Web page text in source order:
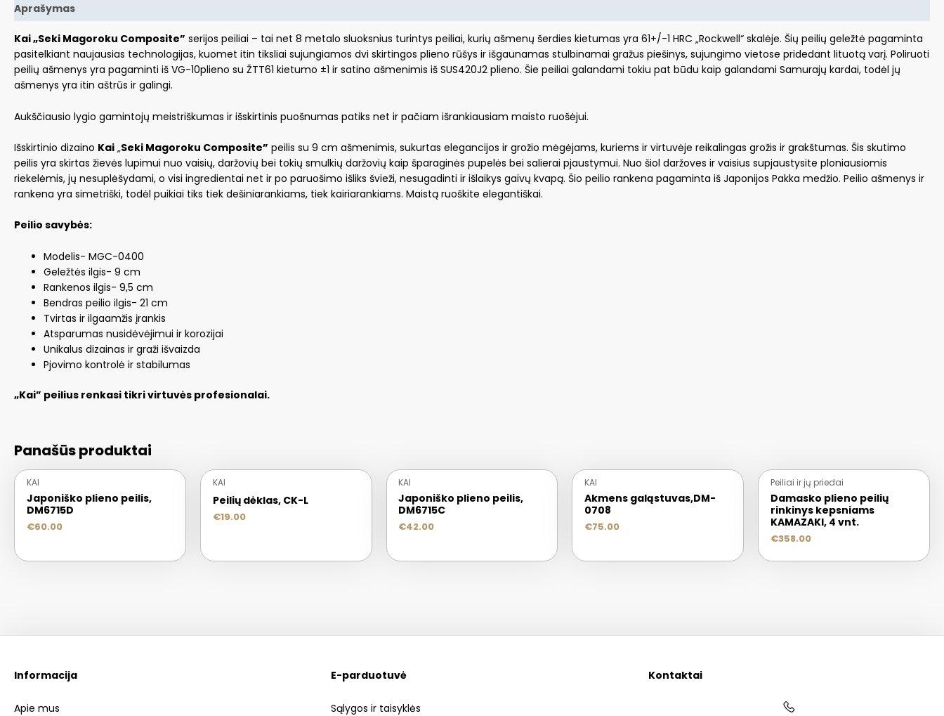
Aprašymas
Kai „Seki Magoroku Composite” serijos peiliai – tai net 8 metalo sluoksnius turintys peiliai, kurių ašmenų šerdies kietumas yra 61+/-1 HRC „Rockwell“ skalėje. Šių peilių geležtė pagaminta
pasitelkiant naujausias technologijas, kuomet itin tiksliai sujungiamos dvi skirtingos plieno rūšys ir išgaunamas stulbinamai gražus piešinys, sujungimo vietose pridedant lituotą varį. Poliruoti
peilių ašmenys yra pagaminti iš VG-10plieno su ŽTT61 kietumo ±1 ir satino ašmenimis iš SUS420J2 plieno. Šie peiliai galandami tokiu pat būdu kaip galandami Samurajų kardai, todėl jų
ašmenys yra itin aštrūs ir galingi.
Aukščiausio lygio gamintojų meistriškumas ir išskirtinis puošnumas patiks net ir pačiam išrankiausiam maisto ruošėjui.
Išskirtinio dizaino Kai „Seki Magoroku Composite” peilis su 9 cm ašmenimis, sukurtas elegancijos ir grožio mėgėjams, kuriems ir virtuvėje reikalingas grožis ir grakštumas. Šis skutimo
peilis yra skirtas žievės lupimui nuo vaisių, daržovių bei tokių smulkių daržovių kaip šparaginės pupelės bei salierai pjaustymui. Nuo šiol daržoves ir vaisius supjaustysite ploniausiomis
riekelėmis, jų nesuplėšydami, o visi ingredientai net ir po paruošimo išliks švieži, nesugadinti ir išlaikys gaivų kvapą. Šio peilio rankena pagaminta iš Japonijos Pakka medžio. Peilio ašmenys ir
rankena yra simetriški, todėl puikiai tiks tiek dešiniarankiams, tiek kairiarankiams. Maistą ruoškite elegantiškai.
Peilio savybės:
Modelis- MGC-0400
Geležtės ilgis- 9 cm
Rankenos ilgis- 9,5 cm
Bendras peilio ilgis- 21 cm
Tvirtas ir ilgaamžis įrankis
Atsparumas nusidėvėjimui ir korozijai
Unikalus dizainas ir graži išvaizda
Pjovimo kontrolė ir stabilumas
„Kai” peilius renkasi tikri virtuvės profesionalai.
Panašūs produktai
KAI
Japoniško plieno peilis,
DM6715D
€60.00
KAI
Peilių dėklas, CK-L
€19.00
KAI
Japoniško plieno peilis,
DM6715C
€42.00
KAI
Akmens galąstuvas,DM-
0708
€75.00
Peiliai ir jų priedai
Damasko plieno peilių
rinkinys kepsniams
KAMAZAKI, 4 vnt.
€358.00
Informacija
Apie mus
E-parduotuvė
Sąlygos ir taisyklės
Kontaktai